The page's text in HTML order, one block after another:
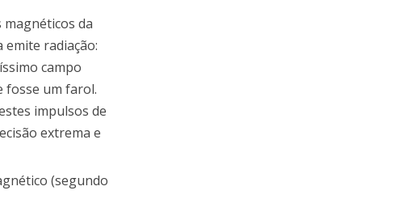
magnéticos da
radiação:
campo
fosse um farol.
impulsos de
extrema e
(segundo